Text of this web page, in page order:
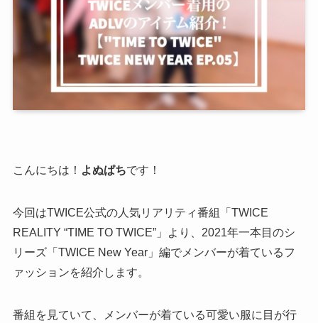
こんにちは！ よぬぱちです！
今回はTWICE公式の人気リアリティ番組「TWICE
REALITY “TIME TO TWICE”」より、2021年一本目のシ
リーズ「TWICE New Year」編でメンバーが着ているフ
ァッションを紹介します。
番組を見ていて、メンバーが着ている可愛い服に目が行